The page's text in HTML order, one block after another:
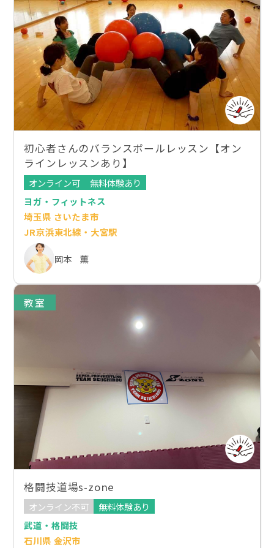
初心者さんのバランスボールレッスン【オン
ラインレッスンあり】
オンライン可
無料体験あり
ヨガ・フィットネス
埼玉県 さいたま市
JR京浜東北線・大宮駅
岡本 薫
教室
格闘技道場s-zone
オンライン不可
無料体験あり
武道・格闘技
石川県 金沢市